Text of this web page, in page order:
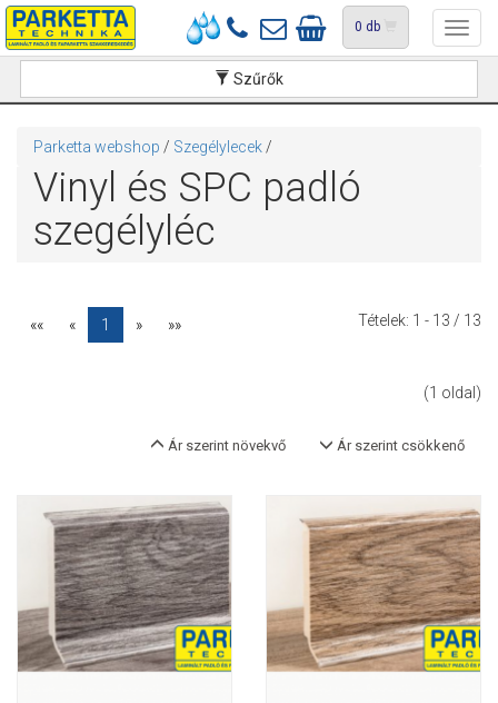
0 db
Szűrők
Parketta webshop / Szegélylecek /
Vinyl és SPC padló
szegélyléc
«« « 1 » »» Tételek: 1 - 13 / 13
(1 oldal)
Ár szerint csökkenő
Ár szerint növekvő